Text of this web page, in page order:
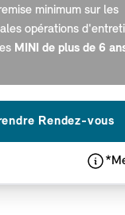
minimum sur les
opérations
MINI de plus de 6
Rendez-vous